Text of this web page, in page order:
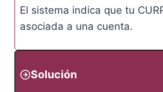
El sistema indica que tu
asociada a una cuenta.
Solución